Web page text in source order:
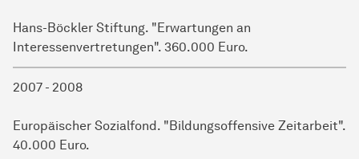
Hans-Böckler Stiftung. "Erwartungen an
Interessenvertretungen". 360.000 Euro.
2007 - 2008
Europäischer Sozialfond. "Bildungsoffensive Zeitarbeit".
40.000 Euro.